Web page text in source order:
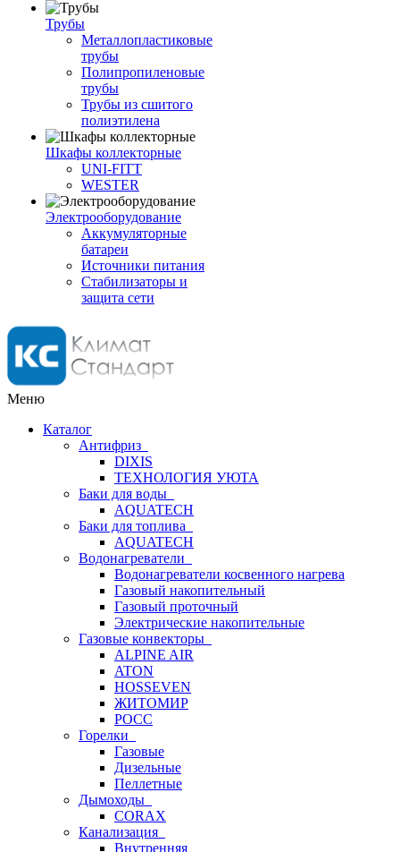
Трубы
Металлопластиковые
трубы
Полипропиленовые
трубы
Трубы из сшитого
полиэтилена
Шкафы коллекторные
UNI-FITT
WESTER
Электрооборудование
Аккумуляторные
батареи
Источники питания
Стабилизаторы и
защита сети
Меню
Каталог
Антифриз
DIXIS
ТЕХНОЛОГИЯ УЮТА
Баки для воды
AQUATECH
Баки для топлива
AQUATECH
Водонагреватели
Водонагреватели косвенного нагрева
Газовый накопительный
Газовый проточный
Электрические накопительные
Газовые конвекторы
ALPINE AIR
ATON
HOSSEVEN
ЖИТОМИР
РОСС
Горелки
Газовые
Дизельные
Пеллетные
Дымоходы
CORAX
Канализация
Внутренняя